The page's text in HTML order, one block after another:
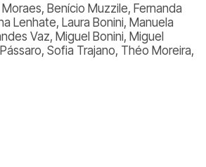
Benício Muzzile, Fernanda
Lenhate, Laura Bonini, Manuela
Vaz, Miguel Bonini, Miguel
Sofia Trajano, Théo Moreira,